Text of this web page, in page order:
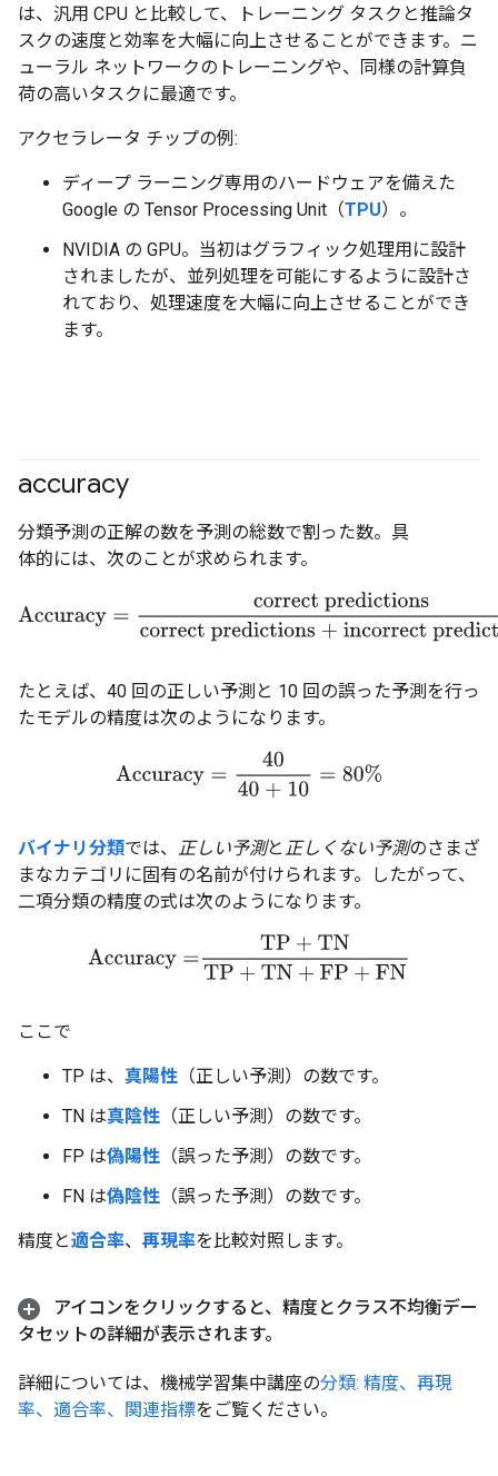
は、汎用 CPU と比較して、トレーニング タスクと推論タ
スクの速度と効率を大幅に向上させることができます。 ニ
ューラル ネットワークのトレーニングや、同様の計算負
荷の高いタスクに最適です。
アクセラレータ チップの例:
ディープ ラーニング専用のハードウェアを備えた
Google の Tensor Processing Unit（TPU）。
NVIDIA の GPU。当初はグラフィック処理用に設計
されましたが、並列処理を可能にするように設計さ
れており、処理速度を大幅に向上させることができ
ます。
accuracy
分類予測の正解の数を予測の総数で割った数。 具
体的には、次のことが求められます。
Accuracy correct predictions + incorrect
たとえば、40 回の正しい予測と 10 回の誤った予測を行っ
たモデルの精度は次のようになります。
40 + 10
バイナリ分類では、 正しい予測と 正しくない予測のさまざ
まなカテゴリに固有の名前が付けられます。したがって、
二項分類の精度の式は次のようになります。
TP+TN +FP+
ここで
TP は、 真陽性 （正しい予測）の数です。
TN は真陰性 （正しい予測）の数です。
FP は偽陽性 （誤った予測）の数です。
FN は偽陰性 （誤った予測）の数です。
精度と適合率、 再現率を比較対照します。
アイコンをクリックすると、精度とクラス不均衡デー
タセットの詳細が表示されます。
詳細については、機械学習集中講座の分類: 精度、再現
率、適合率、関連指標をご覧ください。